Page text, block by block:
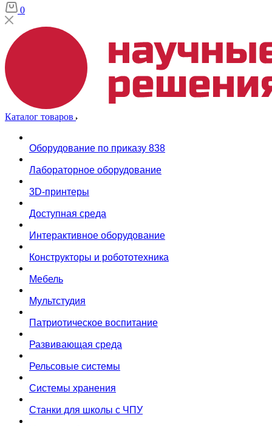
0
Каталог товаров
Оборудование по приказу 838
Лабораторное оборудование
3D-принтеры
Доступная среда
Интерактивное оборудование
Конструкторы и робототехника
Мебель
Мультстудия
Патриотическое воспитание
Развивающая среда
Рельсовые системы
Системы хранения
Станки для школы с ЧПУ